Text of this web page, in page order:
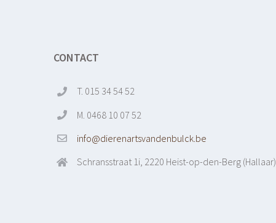
CONTACT
T. 015 34 54 52
M. 0468 10 07 52
info@dierenartsvandenbulck.be
Schransstraat 1i, 2220 Heist-op-den-Berg (Hallaar)